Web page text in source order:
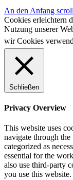
An den Anfang
Cookies erleichtern
Nutzung unserer
wir Cookies
Schließen
Privacy Overview
This website uses
navigate through the
categorized as
essential for the
also use third-party
you use this